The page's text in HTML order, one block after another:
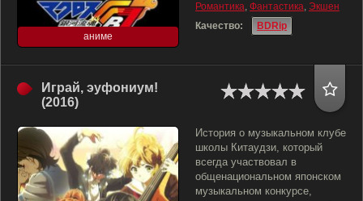
аниме
Романтика, Фантастика, Экшен
Качество:
BDRip
Играй, эуфониум!
(2016)
История о музыкальном клубе
школы Китаудзи, который
всегда участвовал в
общенациональном японском
музыкальном конкурсе,